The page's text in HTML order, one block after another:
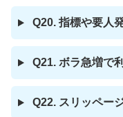
Q20. 指標や要人
Q21. ボラ急増で
Q22. スリッペー